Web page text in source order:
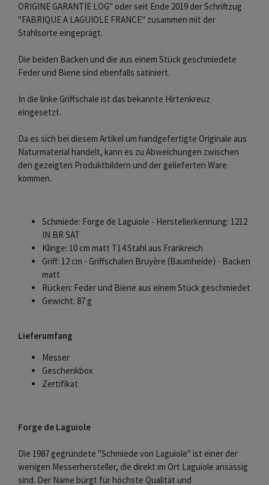
ORIGINE GARANTIE LOG" oder seit Ende 2019 der Schriftzug
"FABRIQUE A LAGUIOLE FRANCE" zusammen mit der
Stahlsorte eingeprägt.
Die beiden Backen und die aus einem Stück geschmiedete
Feder und Biene sind ebenfalls satiniert.
In die linke Griffschale ist das bekannte Hirtenkreuz
eingesetzt.
Da es sich bei diesem Artikel um handgefertigte Originale aus
Naturmaterial handelt, kann es zu Abweichungen zwischen
den gezeigten Produktbildern und der gelieferten Ware
kommen.
Schmiede: Forge de Laguiole - Herstellerkennung: 1212
IN BR SAT
Klinge: 10 cm matt T14 Stahl aus Frankreich
Griff: 12 cm - Griffschalen Bruyère (Baumheide) - Backen
matt
Rücken: Feder und Biene aus einem Stück geschmiedet
Gewicht: 87 g
Lieferumfang
Messer
Geschenkbox
Zertifikat
Forge de Laguiole
Die 1987 gegründete "Schmiede von Laguiole" ist einer der
wenigen Messerhersteller, die direkt im Ort Laguiole ansässig
sind. Der Name bürgt für höchste Qualität und